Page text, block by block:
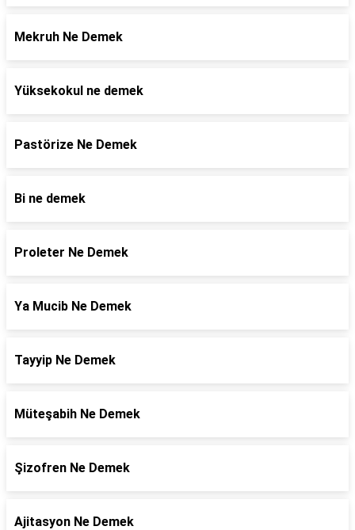
Mekruh Ne Demek
Yüksekokul ne demek
Pastörize Ne Demek
Bi ne demek
Proleter Ne Demek
Ya Mucib Ne Demek
Tayyip Ne Demek
Müteşabih Ne Demek
Şizofren Ne Demek
Ajitasyon Ne Demek